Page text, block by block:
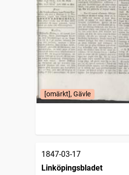
[omärkt], Gävle
1847-03-17
Linköpingsbladet